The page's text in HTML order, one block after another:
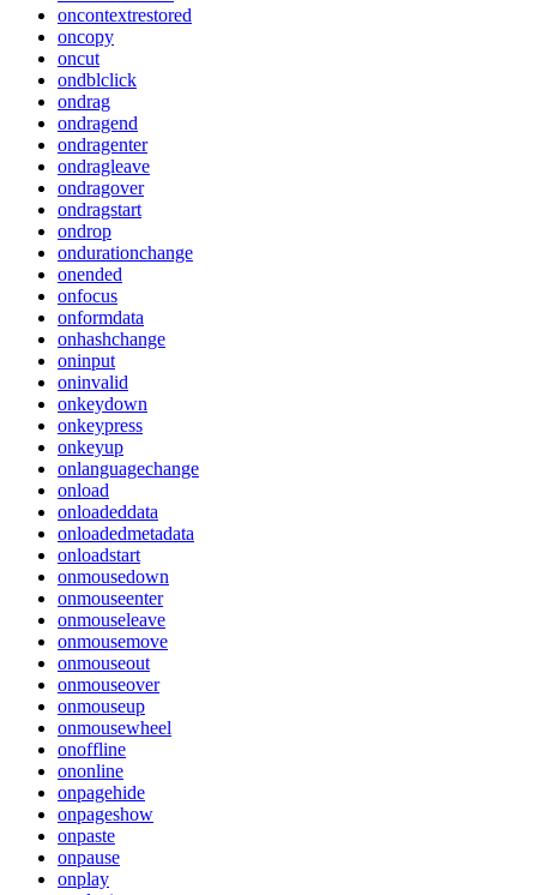
oncontextrestored
oncopy
oncut
ondblclick
ondrag
ondragend
ondragenter
ondragleave
ondragover
ondragstart
ondrop
ondurationchange
onended
onfocus
onformdata
onhashchange
oninput
oninvalid
onkeydown
onkeypress
onkeyup
onlanguagechange
onload
onloadeddata
onloadedmetadata
onloadstart
onmousedown
onmouseenter
onmouseleave
onmousemove
onmouseout
onmouseover
onmouseup
onmousewheel
onoffline
ononline
onpagehide
onpageshow
onpaste
onpause
onplay